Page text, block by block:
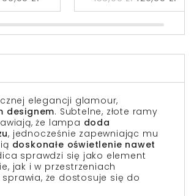
elegancji glamour,
designem. Subtelne, złote ramy
że lampa doda
, jednocześnie zapewniając mu
doskonałe oświetlenie nawet
sprawdzi się jako element
jak i w przestrzeniach
sprawia, że dostosuje się do